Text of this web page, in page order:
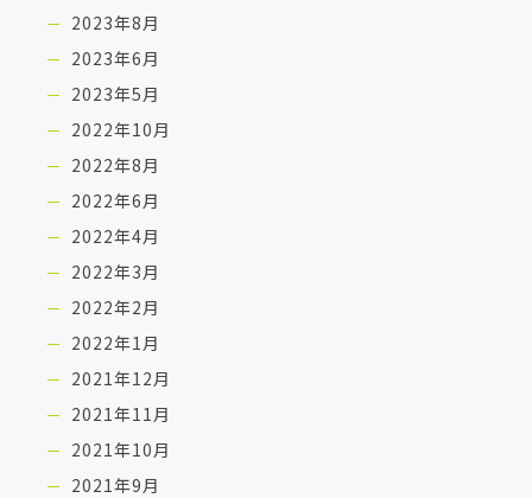
2023年8月
2023年6月
2023年5月
2022年10月
2022年8月
2022年6月
2022年4月
2022年3月
2022年2月
2022年1月
2021年12月
2021年11月
2021年10月
2021年9月